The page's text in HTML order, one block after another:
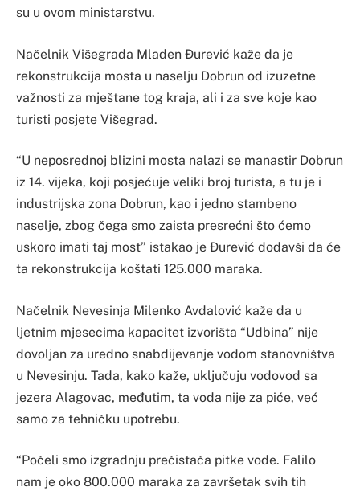
su u ovom ministarstvu.
Načelnik Višegrada Mladen Đurević kaže da je
rekonstrukcija mosta u naselju Dobrun od izuzetne
važnosti za mještane tog kraja, ali i za sve koje kao
turisti posjete Višegrad.
“U neposrednoj blizini mosta nalazi se manastir Dobrun
iz 14. vijeka, koji posjećuje veliki broj turista, a tu je i
industrijska zona Dobrun, kao i jedno stambeno
naselje, zbog čega smo zaista presrećni što ćemo
uskoro imati taj most” istakao je Đurević dodavši da će
ta rekonstrukcija koštati 125.000 maraka.
Načelnik Nevesinja Milenko Avdalović kaže da u
ljetnim mjesecima kapacitet izvorišta “Udbina” nije
dovoljan za uredno snabdijevanje vodom stanovništva
u Nevesinju. Tada, kako kaže, uključuju vodovod sa
jezera Alagovac, međutim, ta voda nije za piće, već
samo za tehničku upotrebu.
“Počeli smo izgradnju prečistača pitke vode. Falilo
nam je oko 800.000 maraka za završetak svih tih